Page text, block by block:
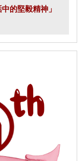
的堅毅精神」